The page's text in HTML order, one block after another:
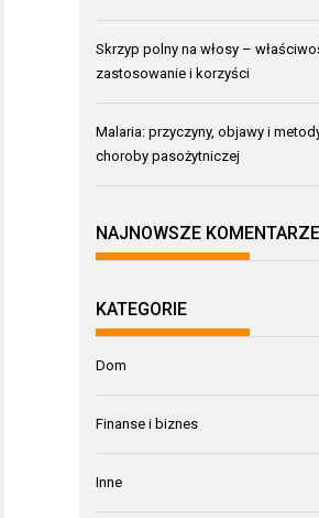
Skrzyp polny na włosy –
zastosowanie i korzyści
Malaria: przyczyny, objawy i
choroby pasożytniczej
NAJNOWSZE KOMENTARZE
KATEGORIE
Dom
Finanse i biznes
Inne